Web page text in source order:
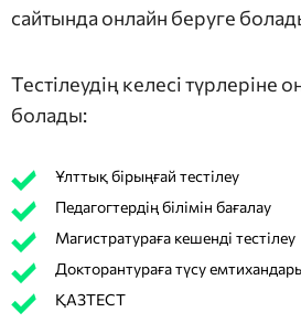
сайтында онлайн беруге
Тестілеудің келесі түрлеріне
болады:
Ұлттық бірыңғай тестілеу
Педагогтердің білімін бағалау
Магистратураға кешенді тестілеу
Докторантураға түсу
ҚАЗТЕСТ